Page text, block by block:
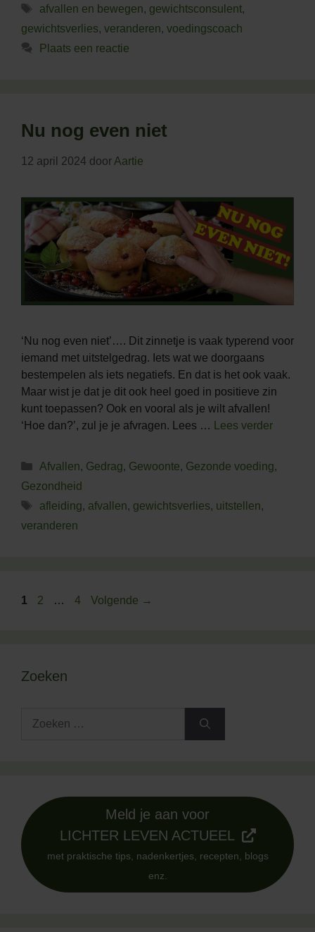
Tags
afvallen en bewegen, gewichtsconsulent,
gewichtsverlies, veranderen, voedingscoach
Plaats een reactie
Nu nog even niet
12 april 2024 door Aartie
‘Nu nog even niet’…. Dit zinnetje is vaak typerend voor
iemand met uitstelgedrag. Iets wat we doorgaans
bestempelen als iets negatiefs. En dat is het ook vaak.
Maar wist je dat je dit ook heel goed in positieve zin
kunt toepassen? Ook en vooral als je wilt afvallen!
‘Hoe dan?’, zul je je afvragen. Lees …
Lees verder
Categorieën
Afvallen, Gedrag, Gewoonte, Gezonde voeding,
Gezondheid
Tags
afleiding, afvallen, gewichtsverlies, uitstellen,
veranderen
Pagina
1 Pagina
2 … Pagina
4 Volgende →
Zoeken
Zoek
Meld je aan voor
LICHTER LEVEN ACTUEEL
met praktische tips, nadenkertjes, recepten, blogs
enz.